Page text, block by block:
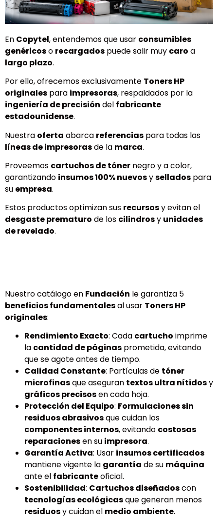
En Copytel, entendemos que usar consumibles
genéricoso recargados puede salir muy caro a
largo plazo.
Por ello, ofrecemos exclusivamente Toners HP
originales para impresoras, respaldados por la
ingeniería de precisión del fabricante
estadounidense.
Nuestra oferta abarca referencias para todas las
líneas de impresorasde la marca.
Proveemos cartuchos de tóner negro y a color,
garantizando insumos 100% nuevosysellados para
su empresa.
Estos productos optimizan sus recursosy evitan el
desgaste prematuro de los cilindrosy unidades
de revelado.
Nuestro catálogo en Fundación le garantiza 5
beneficios fundamentalesal usar Toners HP
originales:
Rendimiento Exacto: Cada cartucho imprime
la cantidad de páginas prometida, evitando
que se agote antes de tiempo.
Calidad Constante: Partículas de tóner
microfinasque aseguran textos ultra nítidosy
gráficos precisosen cada hoja.
Protección del Equipo: Formulaciones sin
residuos abrasivosque cuidan los
componentes internos, evitando costosas
reparacionesen su impresora.
Garantía Activa: Usar insumos certificados
mantiene vigente la garantía de su máquina
ante el fabricanteoficial.
Sostenibilidad: Cartuchos diseñadoscon
tecnologías ecológicasque generan menos
residuosy cuidan el medio ambiente.